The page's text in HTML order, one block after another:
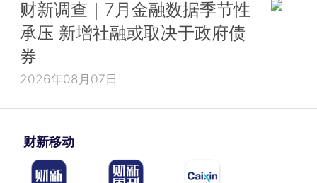
财新调查｜7月金融数据季节性
承压 新增社融或取决于政府债
券
2026年08月07日
财新移动